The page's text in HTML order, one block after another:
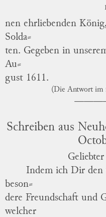
nen ehrliebenden
Solda⸗
ten. Gegeben in
Au⸗
gust 1611.
(Die Antwort im
Schreiben aus
Indem ich Dir den
beson⸗
dere Freundschaft und
welcher